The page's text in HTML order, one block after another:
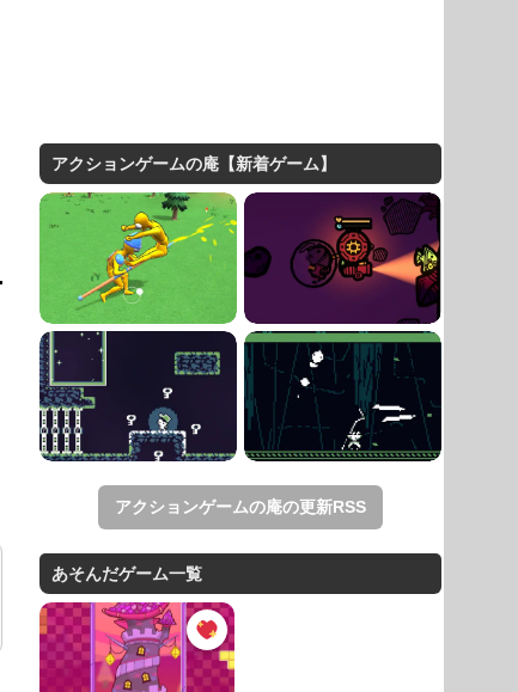
アクションゲームの庵【新着ゲーム】
アクションゲームの庵の更新RSS
あそんだゲーム一覧